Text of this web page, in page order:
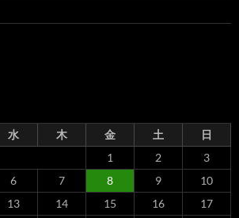
水 木 金 土
日
1
2
3
6 7 8 9
10
13 14 15 16
17